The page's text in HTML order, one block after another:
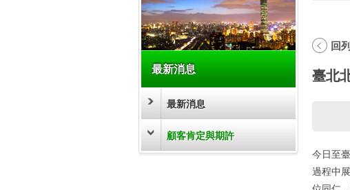
最新消息
最新消息
顧客肯定與期許
回
臺北
今日至
過程中